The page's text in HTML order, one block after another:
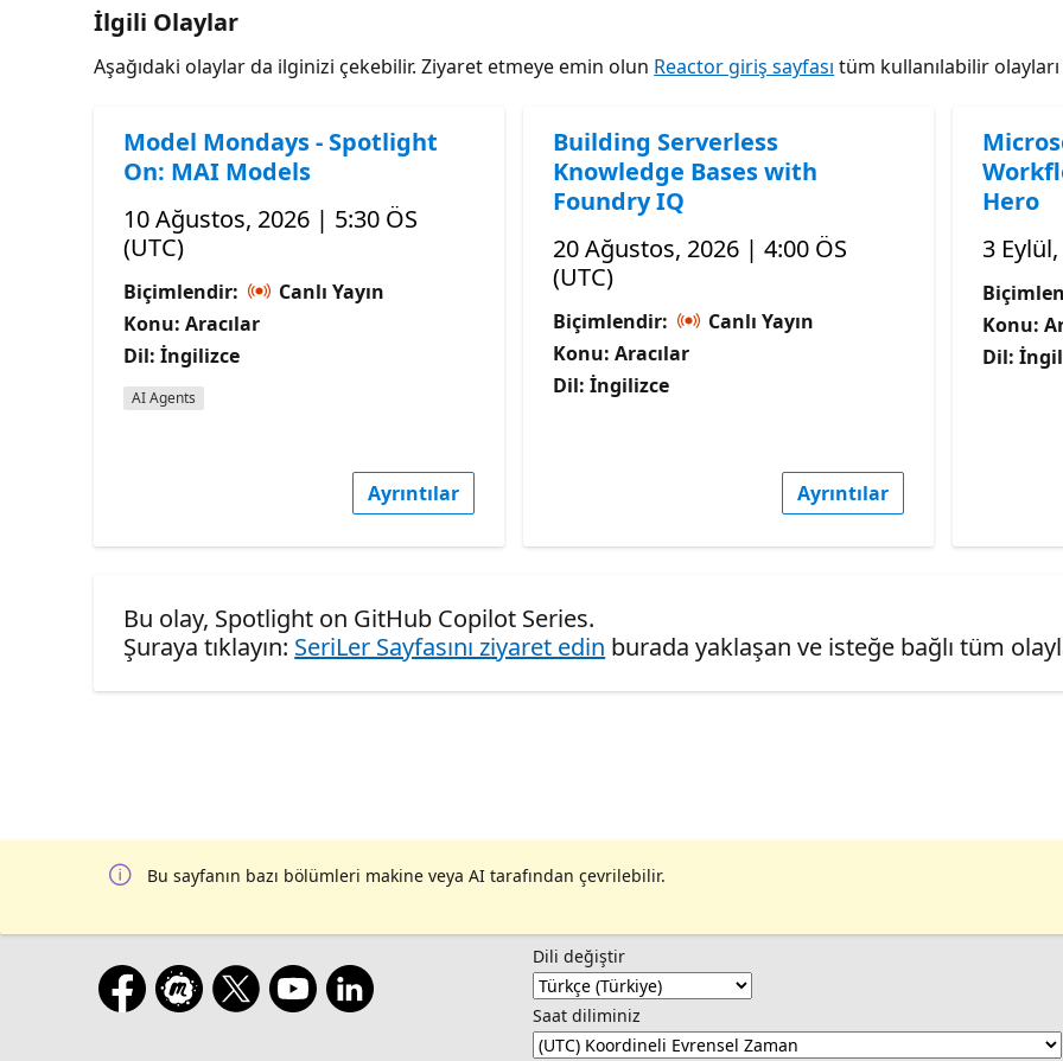
İlgili Olaylar
Aşağıdaki olaylar da ilginizi çekebilir. Ziyaret etmeye emin olun Reactor giriş sayfası tüm kullanılabilir
Model Mondays - Spotlight
On: MAI Models
10 Ağustos, 2026 | 5:30 ÖS
(UTC)
Biçimlendir:
Canlı Yayın
Konu: Aracılar
Dil: İngilizce
AI Agents
Ayrıntılar
Building Serverless
Knowledge Bases with
Foundry IQ
20 Ağustos, 2026 | 4:00 ÖS
(UTC)
Biçimlendir:
Canlı Yayın
Konu: Aracılar
Dil: İngilizce
Ayrıntılar
Hero
3
Konu:
Dil:
Bu olay, Spotlight on GitHub Copilot Series.
Şuraya tıklayın: SeriLer Sayfasını ziyaret edin burada yaklaşan ve isteğe bağlı tüm
Bu sayfanın bazı bölümleri makine veya AI tarafından çevrilebilir.
Dili değiştir
Saat diliminiz